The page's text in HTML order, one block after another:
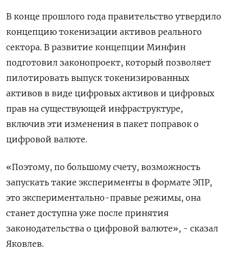
В конце прошлого года правительство утвердило
концепцию токенизации активов реального
сектора. В развитие концепции Минфин
подготовил законопроект, который позволяет
пилотировать выпуск токенизированных
‌активов в виде цифровых активов и цифровых
прав на существующей инфраструктуре,
включив эти изменения в пакет ‌поправок о
цифровой валюте.
«Поэтому, по большому счету, возможность
запускать такие эксперименты в формате ЭПР,
это экспериментально-правые ​режимы, она
станет доступна уже после принятия
законодательства о цифровой валюте», - сказал
Яковлев.